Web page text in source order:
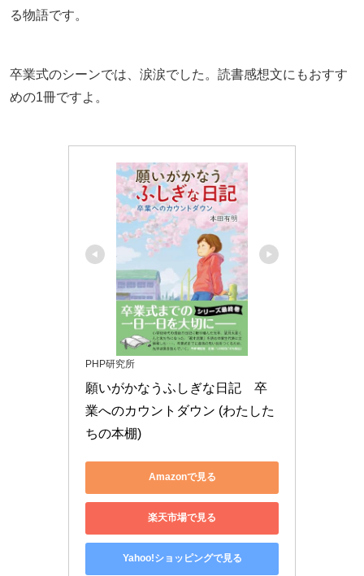
る物語です。
卒業式のシーンでは、涙涙でした。読書感想文にもおすす
めの1冊ですよ。
PHP研究所
願いがかなうふしぎな日記　卒
業へのカウントダウン (わたした
ちの本棚)
Amazonで見る
楽天市場で見る
Yahoo!ショッピングで見る